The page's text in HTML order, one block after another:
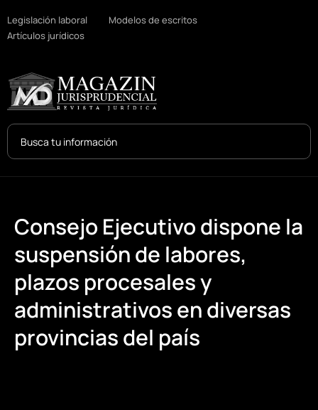
Legislación laboral
Modelos de escritos
Artículos jurídicos
Search
Consejo Ejecutivo dispone la
suspensión de labores,
plazos procesales y
administrativos en diversas
provincias del país